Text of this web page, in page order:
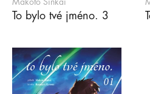
Makoto Šinkai
To bylo tvé jméno. 3